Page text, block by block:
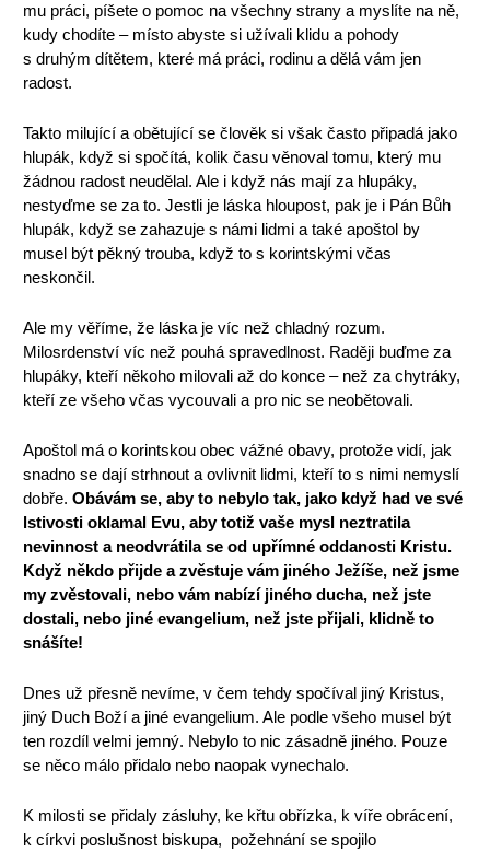
mu práci, píšete o pomoc na všechny strany a myslíte na ně,
kudy chodíte – místo abyste si užívali klidu a pohody
s druhým dítětem, které má práci, rodinu a dělá vám jen
radost.
Takto milující a obětující se člověk si však často připadá jako
hlupák, když si spočítá, kolik času věnoval tomu, který mu
žádnou radost neudělal. Ale i když nás mají za hlupáky,
nestyďme se za to. Jestli je láska hloupost, pak je i Pán Bůh
hlupák, když se zahazuje s námi lidmi a také apoštol by
musel být pěkný trouba, když to s korintskými včas
neskončil.
Ale my věříme, že láska je víc než chladný rozum.
Milosrdenství víc než pouhá spravedlnost. Raději buďme za
hlupáky, kteří někoho milovali až do konce – než za chytráky,
kteří ze všeho včas vycouvali a pro nic se neobětovali.
Apoštol má o korintskou obec vážné obavy, protože vidí, jak
snadno se dají strhnout a ovlivnit lidmi, kteří to s nimi nemyslí
dobře.Obávám se, aby to nebylo tak, jako když had ve své
lstivosti oklamal Evu, aby totiž vaše mysl neztratila
nevinnost a neodvrátila se od upřímné oddanosti Kristu.
Když někdo přijde a zvěstuje vám jiného Ježíše, než jsme
my zvěstovali, nebo vám nabízí jiného ducha, než jste
dostali, nebo jiné evangelium, než jste přijali, klidně to
snášíte!
Dnes už přesně nevíme, v čem tehdy spočíval jiný Kristus,
jiný Duch Boží a jiné evangelium. Ale podle všeho musel být
ten rozdíl velmi jemný. Nebylo to nic zásadně jiného. Pouze
se něco málo přidalo nebo naopak vynechalo.
K milosti se přidaly zásluhy, ke křtu obřízka, k víře obrácení,
k církvi poslušnost biskupa, požehnání se spojilo